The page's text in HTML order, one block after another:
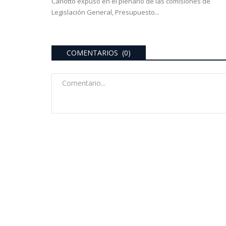
Legislación General, Presupuesto...
COMENTARIOS (0)